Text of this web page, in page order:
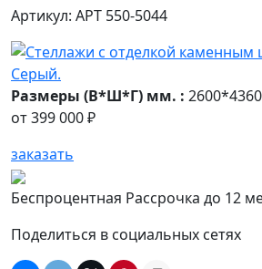
Артикул: АРТ 550-5044
Размеры (В*Ш*Г) мм. :
от399 000 ₽
заказать
Беспроцентная Рассрочка до 12
Поделиться в социальных сетях